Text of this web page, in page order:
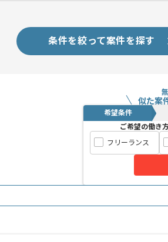
条件を絞って案件を探す
似た案
希望条件
ご希望の働き
フリーランス